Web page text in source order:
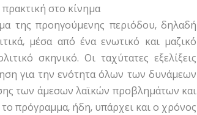
στο κίνημα
της προηγούμενης περιόδου, δηλαδή
μέσα από ένα ενωτικό και μαζικό
σκηνικό. Οι ταχύτατες εξελίξεις
για την ενότητα όλων των δυνάμεων
των άμεσων λαϊκών προβλημάτων και
το πρόγραμμα, ήδη, υπάρχει και ο χρόνος